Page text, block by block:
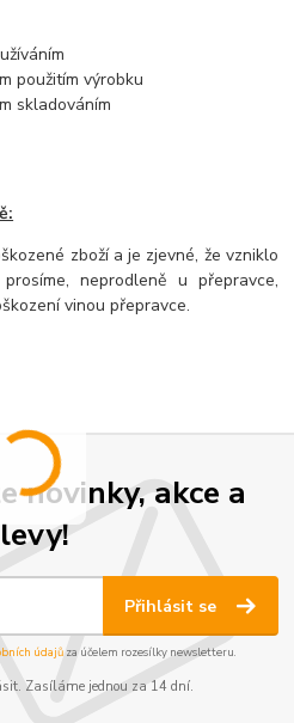
použitím výrobku
skladováním
zboží a je zjevné, že vzniklo
neprodleně u přepravce,
vinou přepravce.
novinky, akce a
Přihlásit se
údajůza účelem rozesílky newsletteru.
Zasíláme jednou za 14 dní.